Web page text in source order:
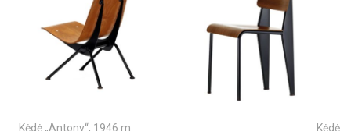
Kėdė „Antony“, 1946 m. Kėdė